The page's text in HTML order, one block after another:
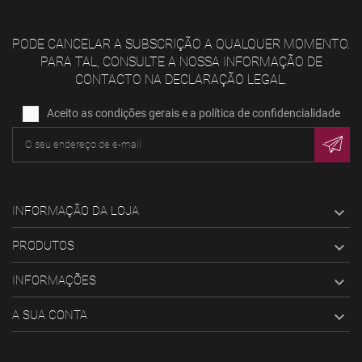
PODE CANCELAR A SUBSCRIÇÃO A QUALQUER MOMENTO.
PARA TAL, CONSULTE A NOSSA INFORMAÇÃO DE
CONTACTO NA DECLARAÇÃO LEGAL.
Aceito as condições gerais e a política de confidencialidade
INFORMAÇÃO DA LOJA 
PRODUTOS 
INFORMAÇÕES 
A SUA CONTA 